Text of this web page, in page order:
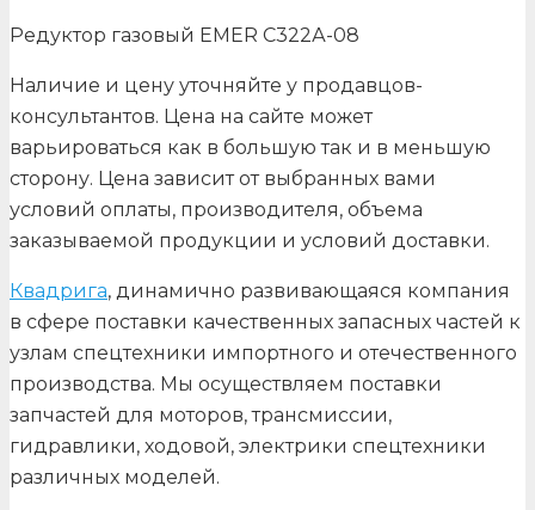
Редуктор газовый EMER С322А-08
Наличие и цену уточняйте у продавцов-
консультантов. Цена на сайте может
варьироваться как в большую так и в меньшую
сторону. Цена зависит от выбранных вами
условий оплаты, производителя, объема
заказываемой продукции и условий доставки.
Квадрига, динамично развивающаяся компания
в сфере поставки качественных запасных частей к
узлам спецтехники импортного и отечественного
производства. Мы осуществляем поставки
запчастей для моторов, трансмиссии,
гидравлики, ходовой, электрики спецтехники
различных моделей.